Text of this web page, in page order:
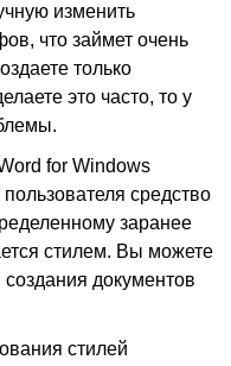
изменить
что займет очень
только
это часто, то у
for Windows
средство
заранее
стилем. Вы можете
документов
стилей